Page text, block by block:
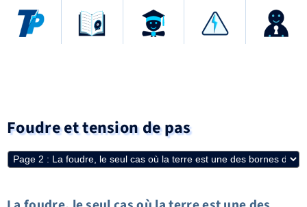
Foudre et tension de pas